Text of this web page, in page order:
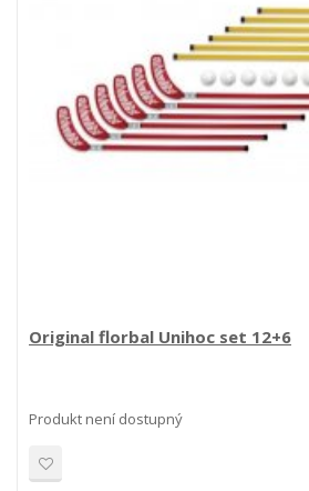
Original florbal Unihoc set 12+6
Produkt není dostupný